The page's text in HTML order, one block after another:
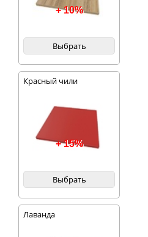
+ 10%
Выбрать
Красный чили
+ 15%
Выбрать
Лаванда